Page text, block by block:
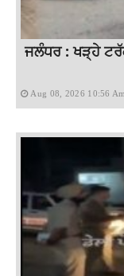
ਜਲੰਧਰ : ਖੜ੍ਹੇ
Aug 08, 2026 10:56 Am